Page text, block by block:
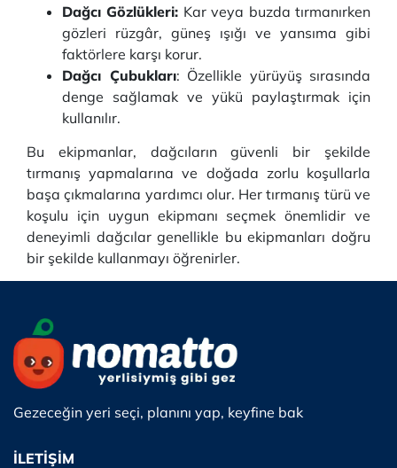
Dağcı Gözlükleri: Kar veya buzda tırmanırken
gözleri rüzgâr, güneş ışığı ve yansıma gibi
faktörlere karşı korur.
Dağcı Çubukları: Özellikle yürüyüş sırasında
denge sağlamak ve yükü paylaştırmak için
kullanılır.
Bu ekipmanlar, dağcıların güvenli bir şekilde
tırmanış yapmalarına ve doğada zorlu koşullarla
başa çıkmalarına yardımcı olur. Her tırmanış türü ve
koşulu için uygun ekipmanı seçmek önemlidir ve
deneyimli dağcılar genellikle bu ekipmanları doğru
bir şekilde kullanmayı öğrenirler.
Gezeceğin yeri seçi, planını yap, keyfine bak
İLETİŞİM